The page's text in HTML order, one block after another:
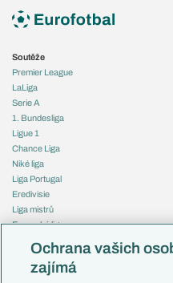
Soutěže
Premier League
LaLiga
Serie A
1. Bundesliga
Ligue 1
Chance Liga
Niké liga
Liga Portugal
Eredivisie
Liga mistrů
Evropská liga
Mistrovství světa
Liga národů
Ochrana vašich
zajímá